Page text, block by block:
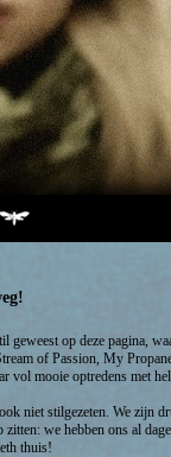
geweest op deze pagina,
of Passion, My
vol mooie optredens met
niet stilgezeten. We zijn
zitten: we hebben ons al
thuis!